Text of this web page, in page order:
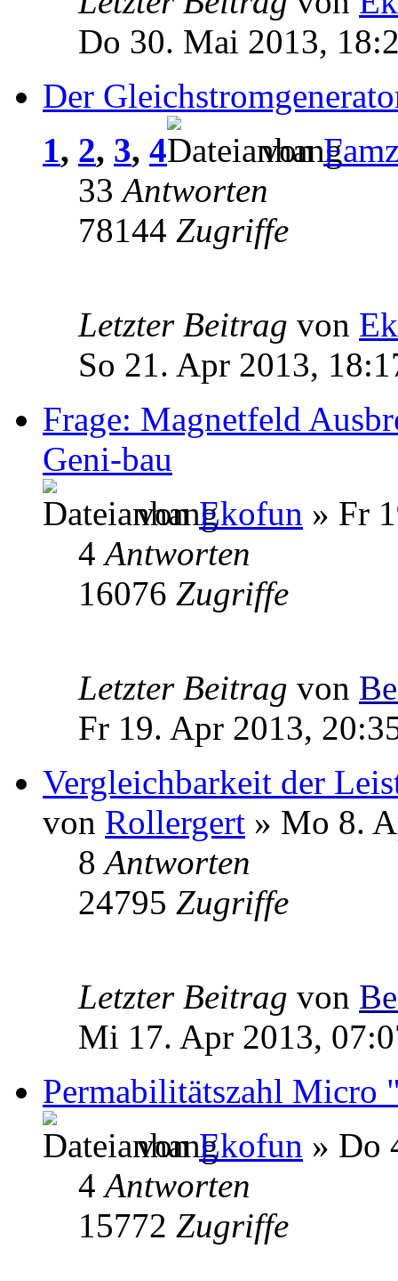
Do 30. Mai 2013,
Der
1, 2, 3, 4 von
33Antworten
78144 Zugriffe
Letzter Beitrag von
So 21. Apr 2013,
Frage: Magnetfeld
Geni-bau
vonEkofun » Fr
4Antworten
16076 Zugriffe
Letzter Beitrag von
Fr 19. Apr 2013,
Vergleichbarkeit der
von Rollergert » Mo 8.
8Antworten
24795 Zugriffe
Letzter Beitrag von
Mi 17. Apr 2013,
Permabilitätszahl Micro
vonEkofun » Do
4Antworten
15772 Zugriffe